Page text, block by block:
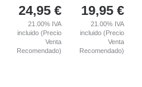
24,95 €
21.00% IVA
incluido (Precio
Venta
Recomendado)
19,95 €
21.00% IVA
incluido (Precio
Venta
Recomendado)